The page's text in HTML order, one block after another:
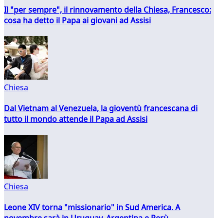
Il "per sempre", il rinnovamento della Chiesa, Francesco:
cosa ha detto il Papa ai giovani ad Assisi
Chiesa
Dal Vietnam al Venezuela, la gioventù francescana di
tutto il mondo attende il Papa ad Assisi
Chiesa
Leone XIV torna "missionario" in Sud America. A